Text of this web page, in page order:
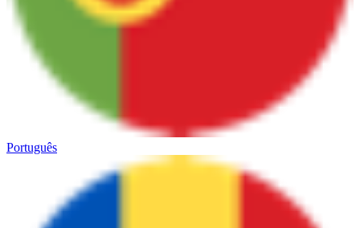
Português